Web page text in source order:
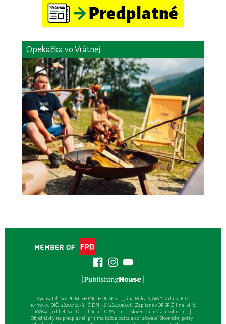
Opekačka vo Vrátnej
Vydavateľsťvo: PUBLISHING HOUSE a.s., Jána Milca 6, 010 01 Žilina, IČO:
46495959, DIČ: 2820016078, IČ DPH: SK2820016078, Zapísané v OR SR Žilina: vl. č.
10764/L, oddiel: Sa | Distribúcia: TOPAS, s. r. o., Slovenská pošta a kolportéri |
Objednávky na predplatné: prijíma každá pošta a doručovateľ Slovenskej pošty |